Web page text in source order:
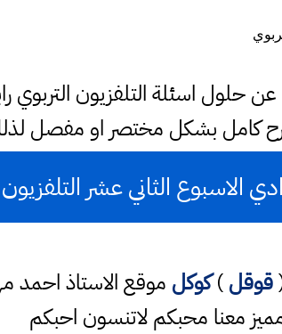
عن حلول اسئلة التلفزيون التربوي
كامل بشكل مختصر او مفصل
الاسبوع الثاني عشر التلفزيون
قوقل)كوكل موقع الاستاذ
معنا محبكم لاتنسون احبكم